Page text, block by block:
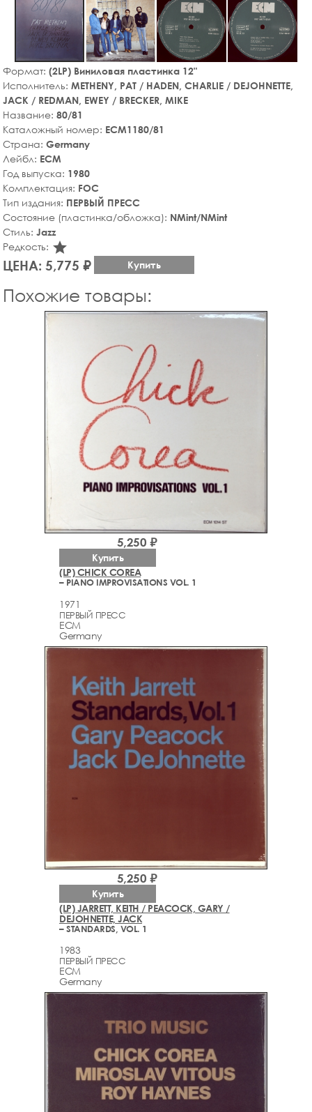
Формат: (2LP) Виниловая пластинка 12"
Исполнитель: METHENY, PAT / HADEN, CHARLIE / DEJOHNETTE,
JACK / REDMAN, EWEY / BRECKER, MIKE
Название: 80/81
Каталожный номер: ECM1180/81
Страна: Germany
Лейбл: ECM
Год выпуска: 1980
Комплектация: FOC
Тип издания: ПЕРВЫЙ ПРЕСС
Состояние (пластинка/обложка): NMint/NMint
Стиль: Jazz
Редкость: star_rate
ЦЕНА: 5,775 ₽ Купить
Похожие товары:
(LP) CHICK COREA
– PIANO IMPROVISATIONS VOL. 1
1971
ПЕРВЫЙ ПРЕСС
ECM
Germany
5,250 ₽
Купить
(LP) JARRETT, KEITH / PEACOCK, GARY /
DEJOHNETTE, JACK
– STANDARDS, VOL. 1
1983
ПЕРВЫЙ ПРЕСС
ECM
Germany
5,250 ₽
Купить